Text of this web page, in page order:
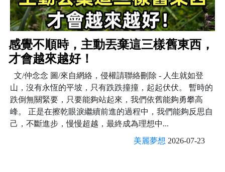
感覺不順時，主動丟棄這三樣舊東西，
才會越來越好！
文/仲念念 圖/來自網絡，侵權請聯絡刪除 - 人生就如登
山，沒有永恆的平坡，只有跌跌撞撞，起起伏伏。 暫時的
跌倒無關緊要，只要能夠站起來，我們依舊能夠勇攀高
峰。 正是在擦乾眼淚繼續前進的過程中，我們能夠反思自
己，不斷進步，慢慢超越，最終成為理想中...
美麗夢想 2026-07-23